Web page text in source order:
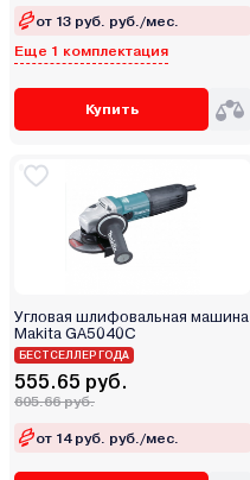
Pioneer
Procraft
Profipower
Redbo
Runtec
Ryobi
SENIX
Shtenli
Skil
Spec
Stanley
Startul
от 13 руб. руб./мес.
Еще 1 комплектация
Купить
Угловая шлифовальная машина
Makita GA5040C
БЕСТСЕЛЛЕР ГОДА
555.65 руб.
605.66 руб.
от 14 руб. руб./мес.